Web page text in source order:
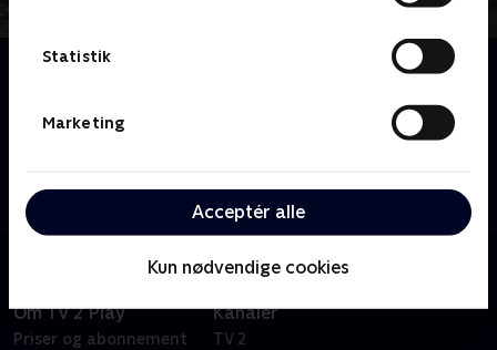
Statistik
Marketing
Acceptér alle
Kun nødvendige cookies
Om Under overfladen
både hårdt, støvende og støjende. Se med, når der
at arbejde med granit på Bornholm.
Om TV 2 Play
Priser og abonnement
Kanaler
TV 2